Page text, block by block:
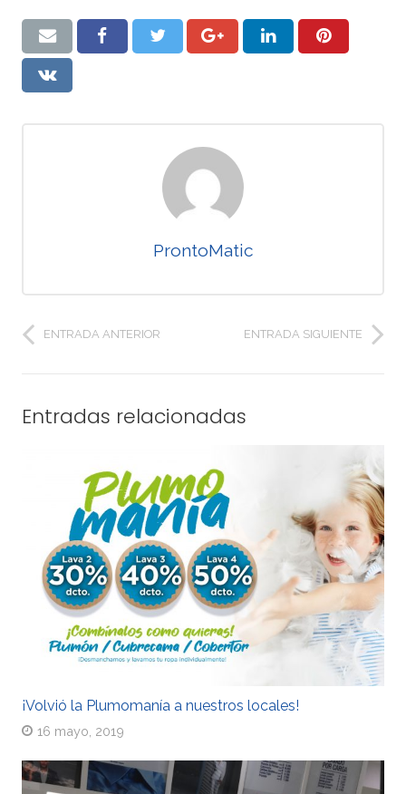
ProntoMatic
ENTRADA ANTERIOR ENTRADA SIGUIENTE
Entradas relacionadas
¡Volvió la Plumomanía a nuestros locales!
16 mayo, 2019